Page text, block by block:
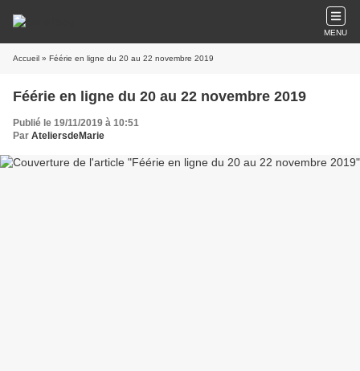
MENU
Accueil » Féérie en ligne du 20 au 22 novembre 2019
Féérie en ligne du 20 au 22 novembre 2019
Publié le 19/11/2019 à 10:51
Par AteliersdeMarie